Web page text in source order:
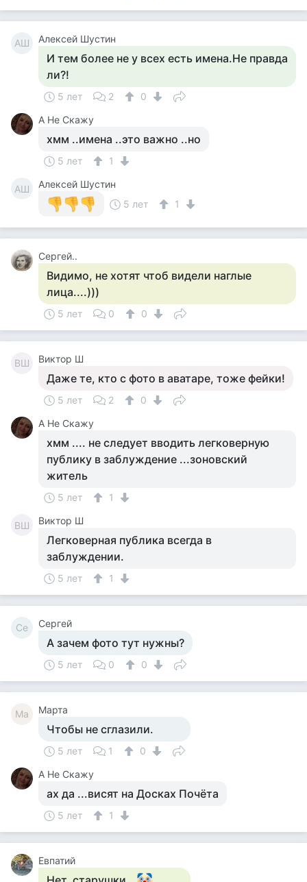
АШ Алексей Шустин
И тем более не у всех есть имена.Не правда
ли?!
5 лет 2
0
А Не Скажу
хмм ..имена ..это важно ..но
5 лет 1
АШ
Алексей Шустин
5 лет
1
Сергей..
Видимо, не хотят чтоб видели наглые
лица....)))
5 лет 0 0
ВШ Виктор Ш
Даже те, кто с фото в аватаре, тоже фейки!
5 лет 2
0
А Не Скажу
хмм .... не следует вводить легковерную
публику в заблуждение ...зоновский
житель
5 лет 1
ВШ Виктор Ш
Легковерная публика всегда в
заблуждении.
5 лет 1
Се Сергей
А зачем фото тут нужны?
5 лет 0 0
Ма Марта
Чтобы не сглазили.
5 лет 1
0
А Не Скажу
ах да ...висят на Досках Почёта
5 лет 1
Евпатий